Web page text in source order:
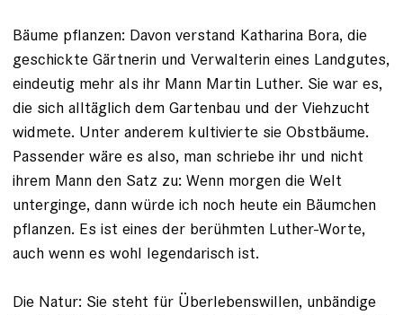
Bäume pflanzen: Davon verstand Katharina Bora, die
geschickte Gärtnerin und Verwalterin eines Landgutes,
eindeutig mehr als ihr Mann Martin Luther. Sie war es,
die sich alltäglich dem Gartenbau und der Viehzucht
widmete. Unter anderem kultivierte sie Obstbäume.
Passen­der wäre es also, man schriebe ihr und nicht
ihrem Mann den Satz zu: Wenn morgen die Welt
unterginge, dann würde ich noch heute ein Bäumchen
pflanzen. Es ist eines der berühmten Luther-Worte,
auch wenn es wohl legendarisch ist.
Die Natur: Sie steht für Überlebens­willen, unbändige